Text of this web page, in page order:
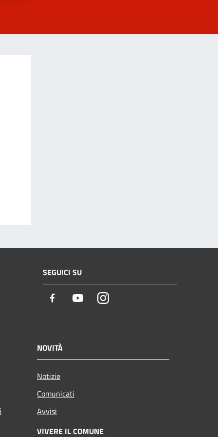
SEGUICI SU
Facebook YoutubeInstagram
NOVITÀ
Notizie
Comunicati
Avvisi
VIVERE IL COMUNE